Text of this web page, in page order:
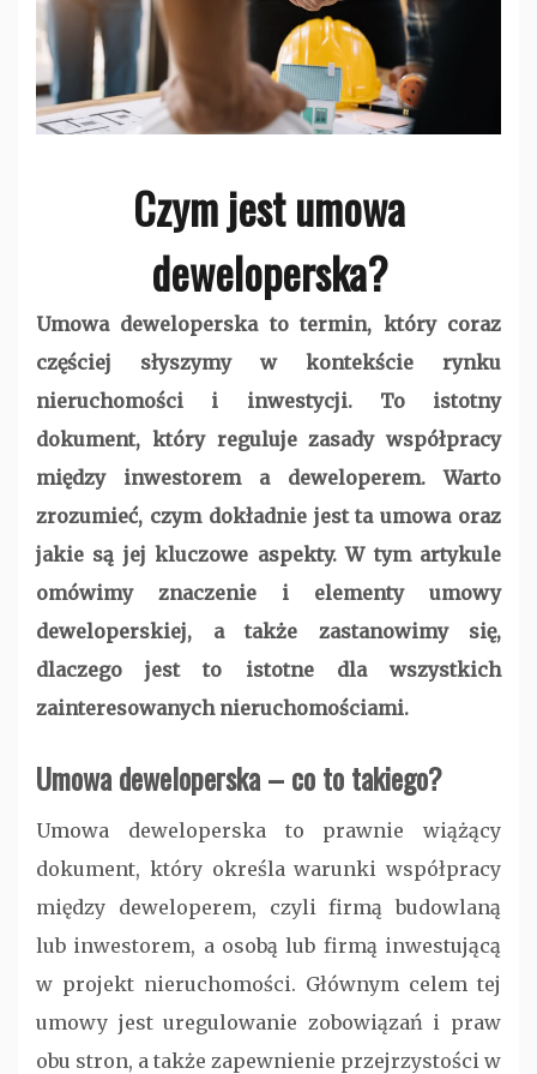
Czym jest umowa
deweloperska?
Umowa deweloperska to termin, który coraz
częściej słyszymy w kontekście rynku
nieruchomości i inwestycji. To istotny
dokument, który reguluje zasady współpracy
między inwestorem a deweloperem. Warto
zrozumieć, czym dokładnie jest ta umowa oraz
jakie są jej kluczowe aspekty. W tym artykule
omówimy znaczenie i elementy umowy
deweloperskiej, a także zastanowimy się,
dlaczego jest to istotne dla wszystkich
zainteresowanych nieruchomościami.
Umowa deweloperska – co to takiego?
Umowa deweloperska to prawnie wiążący
dokument, który określa warunki współpracy
między deweloperem, czyli firmą budowlaną
lub inwestorem, a osobą lub firmą inwestującą
w projekt nieruchomości. Głównym celem tej
umowy jest uregulowanie zobowiązań i praw
obu stron, a także zapewnienie przejrzystości w